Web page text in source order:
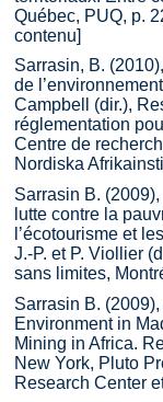
Québec, PUQ, p.
contenu]
Sarrasin, B.
de
Campbell (dir.),
réglementation
Centre de
Nordiska
Sarrasin B.
lutte contre la
l’écotourisme et
J.-P. et P. Viollier
sans limites,
Sarrasin B.
Environment in
Mining in Africa.
New York, Pluto
Research Center